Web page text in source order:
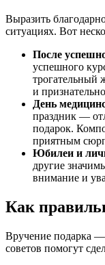
Выразить
ситуациях. Вот
После
успешного
трогательный
и
День
праздник —
подарок.
приятным
Юбилеи и
другие
внимание и
Как
Вручение подарка —
советов помогут